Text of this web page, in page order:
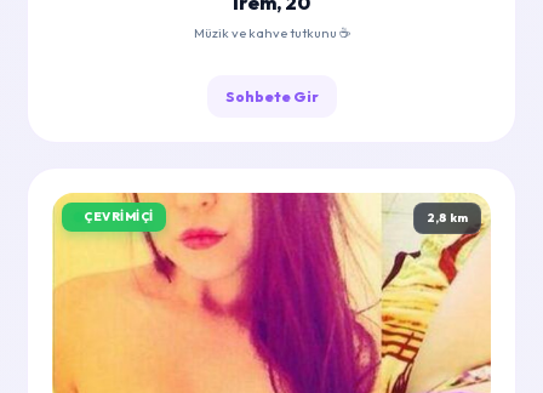
Müzik ve kahve tutkunu ☕
Sohbete Gir
ÇEVRIMIÇI 2,8 km